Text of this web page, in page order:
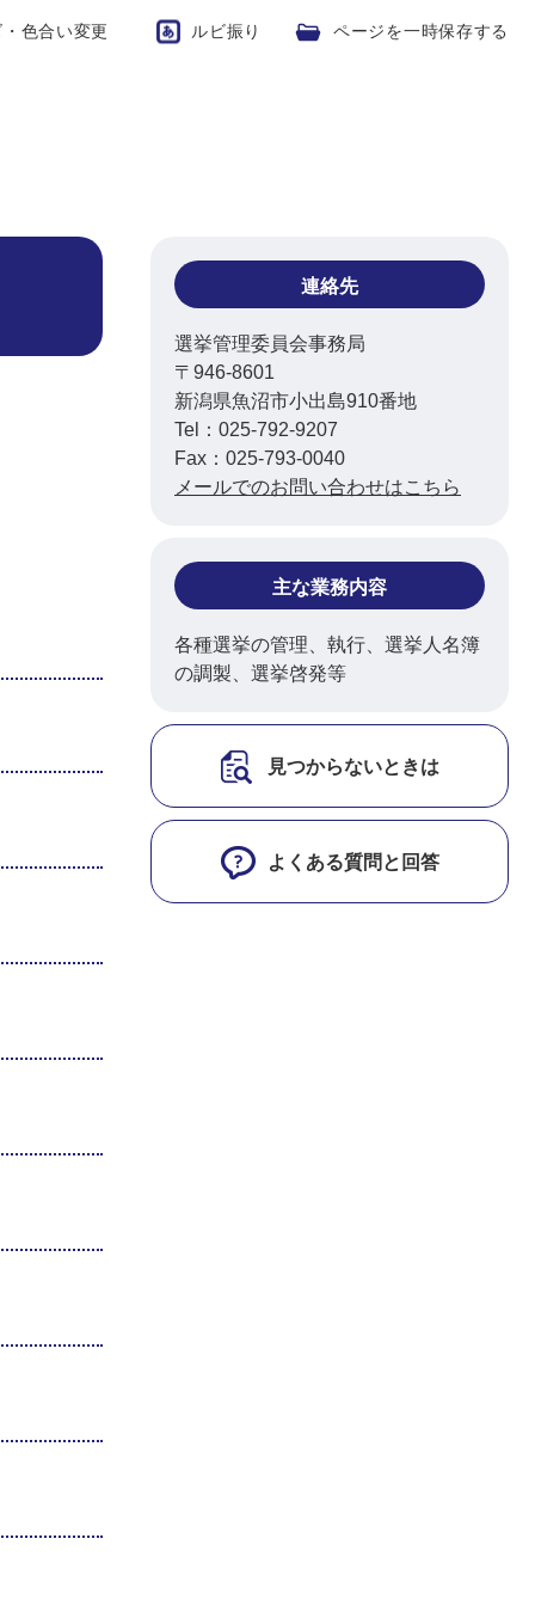
色合い変更 ルビ振り ページを一時保存する
連絡先
選挙管理委員会事務局
〒946-8601
新潟県魚沼市小出島910番地
Tel：025-792-9207
Fax：025-793-0040
メールでのお問い合わせはこちら
主な業務内容
各種選挙の管理、執行、選挙人名簿
の調製、選挙啓発等
見つからないときは
よくある質問と回答